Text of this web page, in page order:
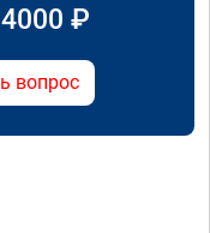
₽
вопрос